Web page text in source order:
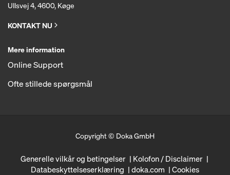
Ullsvej 4, 4600, Køge
KONTAKT NU
Mere information
Online Support
Ofte stillede spørgsmål
Copyright © Doka GmbH
Generelle vilkår og betingelser
Kolofon / Disclaimer
Databeskyttelseserklæring
doka.com Cookies